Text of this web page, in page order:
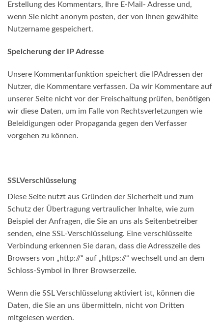
Erstellung des Kommentars, Ihre E-Mail- Adresse und,
wenn Sie nicht anonym posten, der von Ihnen gewählte
Nutzername gespeichert.
Speicherung der IP Adresse
Unsere Kommentarfunktion speichert die IPAdressen der
Nutzer, die Kommentare verfassen. Da wir Kommentare auf
unserer Seite nicht vor der Freischaltung prüfen, benötigen
wir diese Daten, um im Falle von Rechtsverletzungen wie
Beleidigungen oder Propaganda gegen den Verfasser
vorgehen zu können.
SSLVerschlüsselung
Diese Seite nutzt aus Gründen der Sicherheit und zum
Schutz der Übertragung vertraulicher Inhalte, wie zum
Beispiel der Anfragen, die Sie an uns als Seitenbetreiber
senden, eine SSL-Verschlüsselung. Eine verschlüsselte
Verbindung erkennen Sie daran, dass die Adresszeile des
Browsers von „http://“ auf „https://“ wechselt und an dem
Schloss-Symbol in Ihrer Browserzeile.
Wenn die SSL Verschlüsselung aktiviert ist, können die
Daten, die Sie an uns übermitteln, nicht von Dritten
mitgelesen werden.